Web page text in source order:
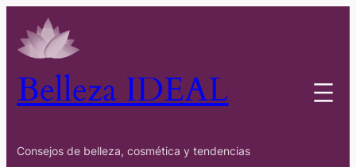
Belleza IDEAL
Consejos de belleza, cosmética y tendencias